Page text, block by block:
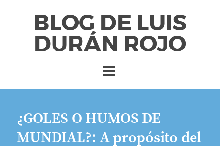
BLOG DE LUIS
DURÁN ROJO
¿GOLES O HUMOS DE
MUNDIAL?: A propósito del